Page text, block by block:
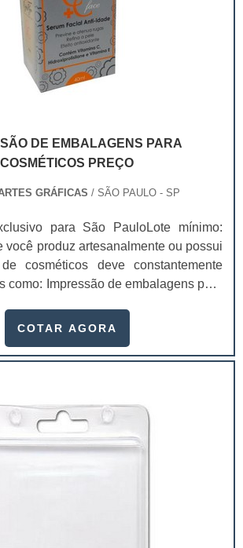
DE EMBALAGENS PARA
COSMÉTICOS PREÇO
GRÁFICAS / SÃO PAULO - SP
para São PauloLote mínimo:
você produz artesanalmente ou possui
cosméticos deve constantemente
como: Impressão de embalagens para
necessário para quem está no
competitivo, assim, as embalagens
COTAR AGORA